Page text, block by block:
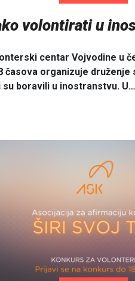
volontirati u
centar Vojvodine u
časova organizuje
su boravili u inostranstvu. U…